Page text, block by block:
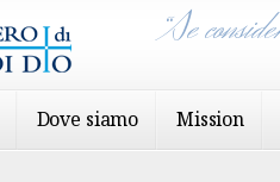
Dove siamo Mission
“Se